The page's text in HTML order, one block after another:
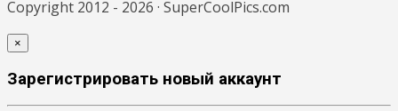
Copyright 2012 - 2026 · SuperCoolPics.com
×
Зарегистрировать новый аккаунт